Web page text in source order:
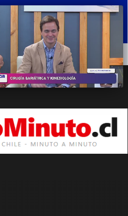
NOTICIERO POLÍTICA